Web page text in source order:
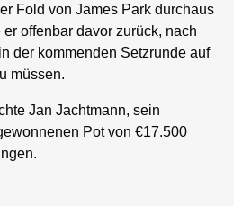
Fold von James Park durchaus
offenbar davor zurück, nach
der kommenden Setzrunde auf
müssen.
Jan Jachtmann, sein
Pot von €17.500